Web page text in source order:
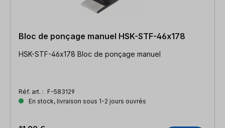
Bloc de ponçage manuel HSK-STF-46x178
HSK-STF-46x178 Bloc de ponçage manuel
Réf. art. : F-583129
En stock, livraison sous 1-2 jours ouvrés